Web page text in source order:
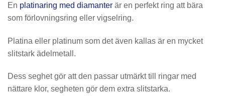
En platinaring med diamanter är en perfekt ring att bära
som förlovningsring eller vigselring.
Platina eller platinum som det även kallas är en mycket
slitstark ädelmetall.
Dess seghet gör att den passar utmärkt till ringar med
nättare klor, segheten gör dem extra slitstarka.